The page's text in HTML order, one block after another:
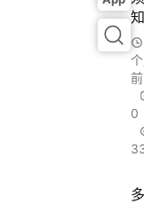
知
前
0
多